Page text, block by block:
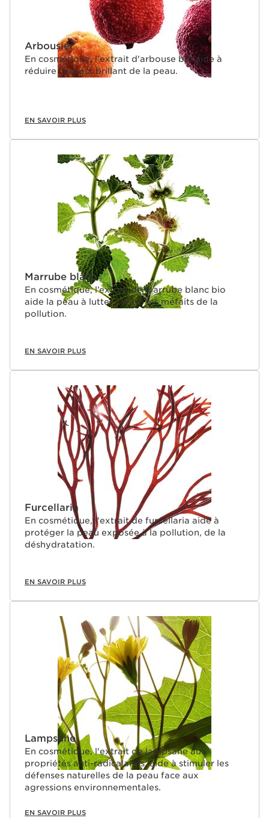
Arbousier
En cosmétique, l'extrait d'arbouse bio aide à
réduire l'aspect brillant de la peau.
EN SAVOIR PLUS
Marrube blanc
En cosmétique, l’extrait de marrube blanc bio
aide la peau à lutter contre les méfaits de la
pollution.
EN SAVOIR PLUS
Furcellaria
En cosmétique, l'extrait de furcellaria aide à
protéger la peau exposée à la pollution, de la
déshydratation.
EN SAVOIR PLUS
Lampsane
En cosmétique, l'extrait de lampsane aux
propriétés anti-radicalaires, aide à stimuler les
défenses naturelles de la peau face aux
agressions environnementales.
EN SAVOIR PLUS